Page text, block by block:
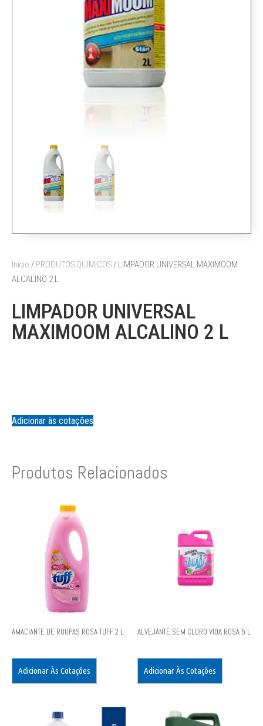
Início / PRODUTOS QUÍMICOS/ LIMPADOR UNIVERSAL MAXIMOOM
ALCALINO 2 L
LIMPADOR UNIVERSAL
MAXIMOOM ALCALINO 2 L
Adicionar às cotações
Produtos Relacionados
AMACIANTE DE ROUPAS ROSA TUFF 2 L
Adicionar Às Cotações
ALVEJANTE SEM CLORO VIDA ROSA 5 L
Adicionar Às Cotações